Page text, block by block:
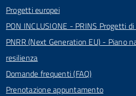
Progetti europei
PON INCLUSIONE - PRINS Progetti
PNRR (Next Generation EU) - Piano
resilienza
Domande frequenti (FAQ)
Prenotazione appuntamento